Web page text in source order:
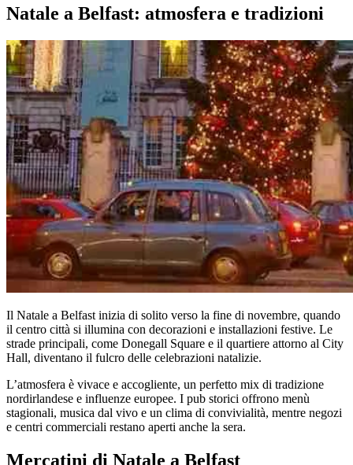
Natale a Belfast: atmosfera e tradizioni
Il Natale a Belfast inizia di solito verso la fine di novembre, quando
il centro città si illumina con decorazioni e installazioni festive. Le
strade principali, come Donegall Square e il quartiere attorno al City
Hall, diventano il fulcro delle celebrazioni natalizie.
L’atmosfera è vivace e accogliente, un perfetto mix di tradizione
nordirlandese e influenze europee. I pub storici offrono menù
stagionali, musica dal vivo e un clima di convivialità, mentre negozi
e centri commerciali restano aperti anche la sera.
Mercatini di Natale a Belfast